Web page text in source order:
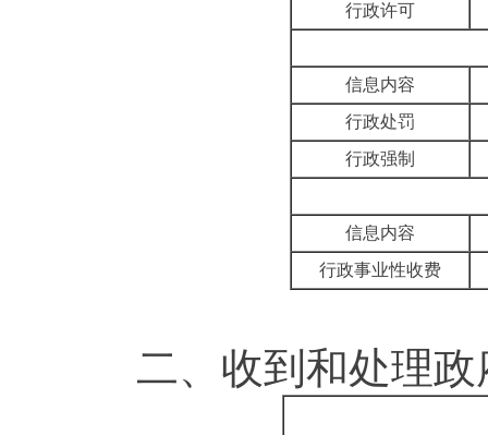
行政许可
信息内容
行政处罚
行政强制
信息内容
行政事业性收费
二、 收到和处理